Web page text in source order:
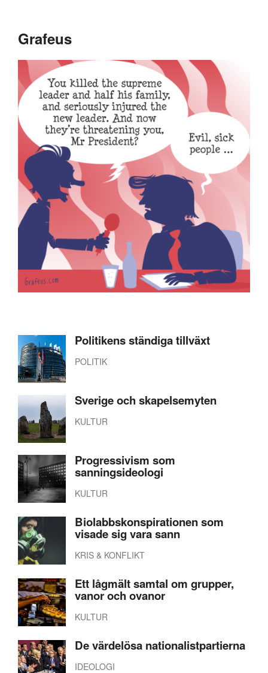
Grafeus
Politikens ständiga tillväxt
POLITIK
Sverige och skapelsemyten
KULTUR
Progressivism som
sanningsideologi
KULTUR
Biolabbskonspirationen som
visade sig vara sann
KRIS & KONFLIKT
Ett lågmält samtal om grupper,
vanor och ovanor
KULTUR
De värdelösa nationalistpartierna
IDEOLOGI